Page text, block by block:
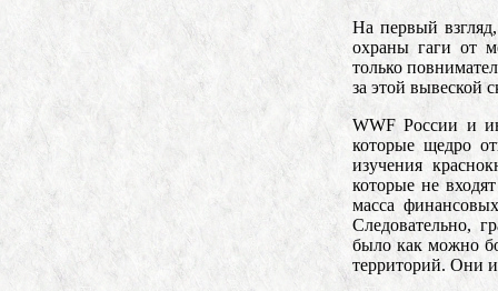
На первый
охраны гаги от
только
за этой вывеской
WWF России и
которые щедро
изучения
которые не
масса
Следовательно,
было как можно
территорий. Они и